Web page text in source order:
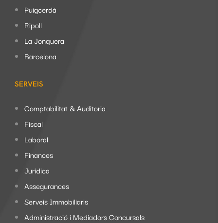
Puigcerdà
Ripoll
La Jonquera
Barcelona
SERVEIS
Comptabilitat & Auditoria
Fiscal
Laboral
Finances
Jurídica
Assegurances
Serveis Immobiliaris
Administració i Mediadors Concursals